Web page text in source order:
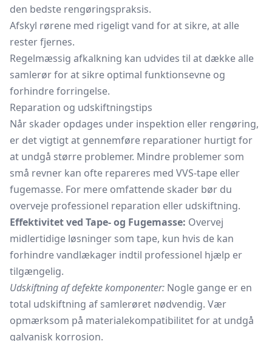
den bedste rengøringspraksis.
Afskyl rørene med rigeligt vand for at sikre, at alle
rester fjernes.
Regelmæssig afkalkning kan udvides til at dække alle
samlerør for at sikre optimal funktionsevne og
forhindre forringelse.
Reparation og udskiftningstips
Når skader opdages under inspektion eller rengøring,
er det vigtigt at gennemføre reparationer hurtigt for
at undgå større problemer. Mindre problemer som
små revner kan ofte repareres med VVS-tape eller
fugemasse. For mere omfattende skader bør du
overveje professionel reparation eller udskiftning.
Effektivitet ved Tape- og Fugemasse: Overvej
midlertidige løsninger som tape, kun hvis de kan
forhindre vandlækager indtil professionel hjælp er
tilgængelig.
Udskiftning af defekte komponenter: Nogle gange er en
total udskiftning af samlerøret nødvendig. Vær
opmærksom på materialekompatibilitet for at undgå
galvanisk korrosion.